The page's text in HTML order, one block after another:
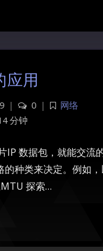
暗黑模式
应用
| 0 |
网络
分钟
IP 数据包，就能交流
种类来决定。例如
探索…